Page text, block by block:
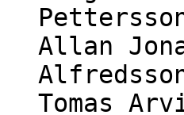
Allan
Tomas